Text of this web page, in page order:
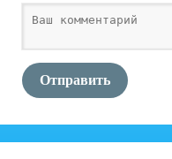
Отправить